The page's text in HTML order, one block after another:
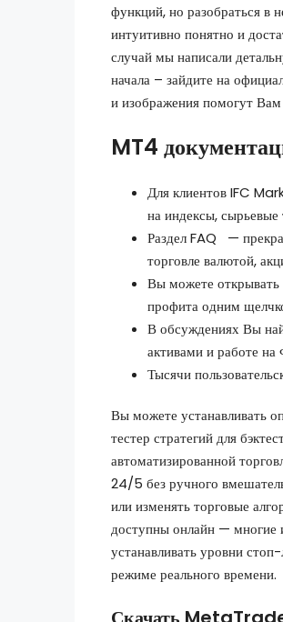
функций, но разобраться в
интуитивно понятно и
случай мы написали
начала – зайдите на
и изображения помогут
MT4
Для клиентов IFC
на индексы,
Раздел FAQ —
торговле валютой,
Вы можете открывать
профита одним
В обсуждениях Вы
активами и работе
Тысячи
Вы можете устанавливать
тестер стратегий для
автоматизированной
24/5 без ручного
или изменять торговые
доступны онлайн — многие
устанавливать уровни
режиме реального времени.